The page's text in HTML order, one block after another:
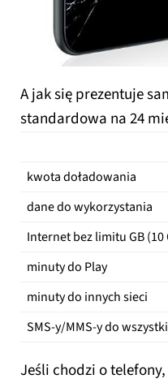
A jak się prezentuje
standardowa na 24
kwota doładowania
dane do wykorzystania
Internet bez limitu GB (10
minuty do Play
minuty do innych sieci
SMS-y/MMS-y do
Jeśli chodzi o